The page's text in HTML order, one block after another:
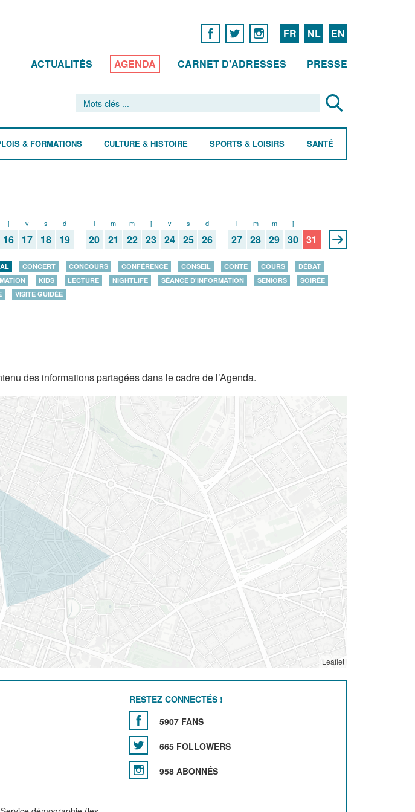
FR NL EN
ACTUALITÉS AGENDA CARNET D'ADRESSES PRESSE
& FORMATIONS CULTURE & HISTOIRE SPORTS & LOISIRS SANTÉ
j
16
v
17
s
18
d
19
l
20
m
21
m
22
j
23
v
24
s
25
d
26
l
27
m
28
m
29
j
30 31
CONCERT CONCOURS CONFÉRENCE CONSEIL CONTE COURS
DÉBAT
KIDS LECTURE NIGHTLIFE SÉANCE D'INFORMATION SENIORS
SOIRÉE
VISITE GUIDÉE
des informations partagées dans le cadre de l’Agenda.
Leaflet
RESTEZ CONNECTÉS !
5907 FANS
665 FOLLOWERS
958 ABONNÉS